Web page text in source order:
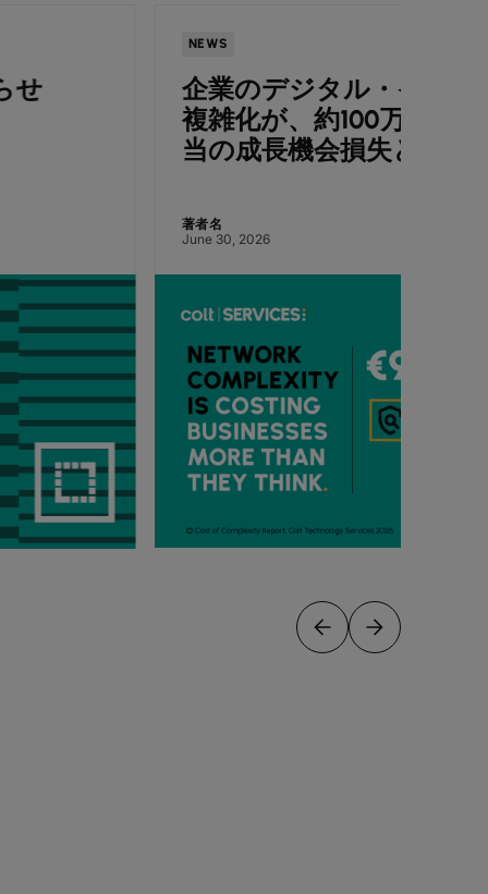
企業のデジタル・インフラの
複雑化が、約100万ユーロ*相
当の成長機会損失と AI戦略停